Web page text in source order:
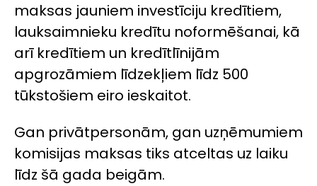
maksas jauniem investīciju kredītiem,
lauksaimnieku kredītu noformēšanai, kā
arī kredītiem un kredītlīnijām
apgrozāmiem līdzekļiem līdz 500
tūkstošiem eiro ieskaitot.
Gan privātpersonām, gan uzņēmumiem
komisijas maksas tiks atceltas uz laiku
līdz šā gada beigām.